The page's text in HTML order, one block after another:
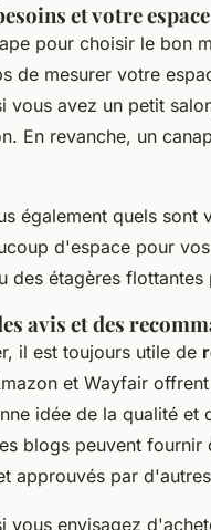
et votre espace
pour choisir le bon
de mesurer votre
vous avez un petit
En revanche, un
également quels sont
d'espace pour
des étagères
avis et des
il est toujours utile de
et Wayfair
idée de la qualité
blogs peuvent
approuvés par
vous envisagez